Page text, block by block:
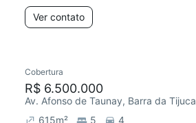
Ver contato
Cobertura
R$ 6.500.000
Av. Afonso de Taunay, Barra da Tijuca
615m² 5 4